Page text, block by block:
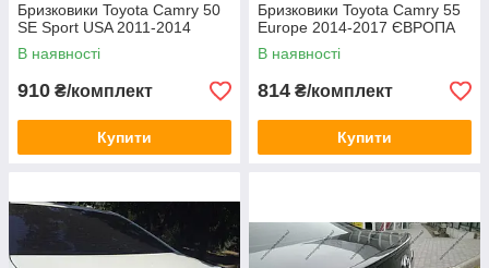
Бризковики Toyota Camry 50
SE Sport USA 2011-2014
В наявності
910 ₴/комплект
Купити
Бризковики Toyota Camry 55
Europe 2014-2017 ЄВРОПА
В наявності
814 ₴/комплект
Купити